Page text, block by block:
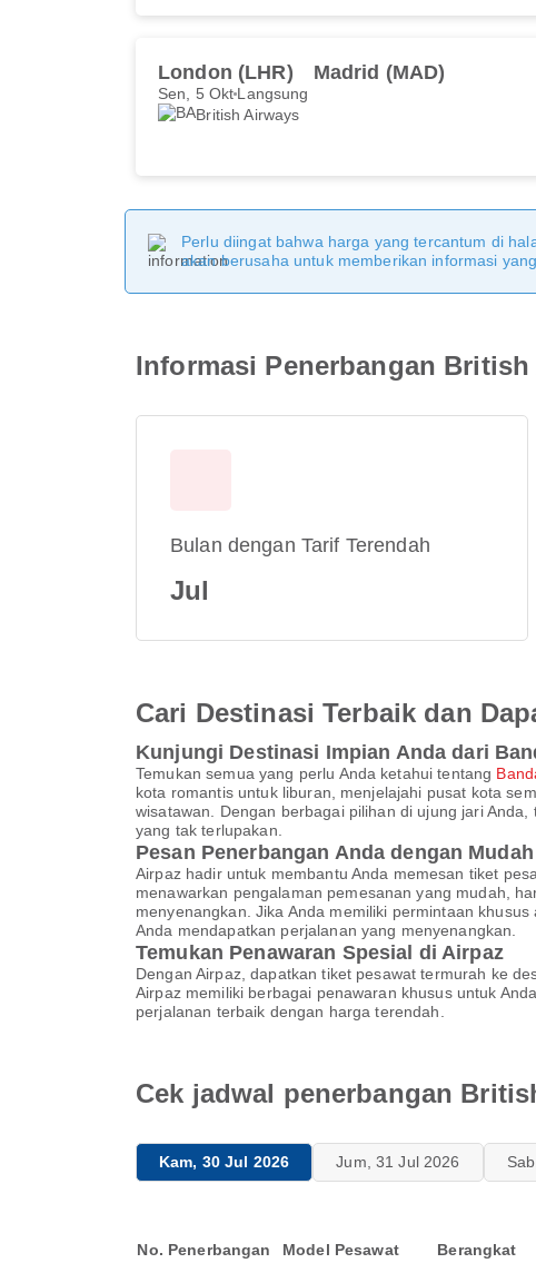
London (LHR) Madrid (MAD)
Sen, 5 Okt Langsung
British Airways
Perlu diingat bahwa harga yang tercantum di
akan berusaha untuk memberikan informasi
Informasi Penerbangan
Bulan dengan Tarif Terendah
Jul
Cari Destinasi Terbaik dan
Kunjungi Destinasi Impian Anda dari
Temukan semua yang perlu Anda ketahui tentang
kota romantis untuk liburan, menjelajahi pusat kota
wisatawan. Dengan berbagai pilihan di ujung jari
yang tak terlupakan.
Pesan Penerbangan Anda dengan
Airpaz hadir untuk membantu Anda memesan tiket
menawarkan pengalaman pemesanan yang mudah,
menyenangkan. Jika Anda memiliki permintaan
Anda mendapatkan perjalanan yang menyenangkan.
Temukan Penawaran Spesial di Airpaz
Dengan Airpaz, dapatkan tiket pesawat termurah ke
Airpaz memiliki berbagai penawaran khusus untuk
perjalanan terbaik dengan harga terendah.
Cek jadwal penerbangan
Kam, 30 Jul 2026 Jum, 31 Jul 2026
No. Penerbangan Model Pesawat Berangkat